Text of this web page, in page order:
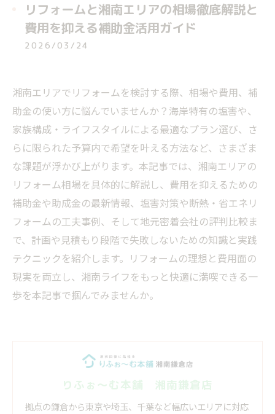
リフォームと湘南エリアの相場徹底解説と
費用を抑える補助金活用ガイド
2026/03/24
湘南エリアでリフォームを検討する際、相場や費用、補
助金の使い方に悩んでいませんか？海岸特有の塩害や、
家族構成・ライフスタイルによる最適なプラン選び、さ
らに限られた予算内で希望を叶える方法など、さまざま
な課題が浮かび上がります。本記事では、湘南エリアの
リフォーム相場を具体的に解説し、費用を抑えるための
補助金や助成金の最新情報、塩害対策や断熱・省エネリ
フォームの工夫事例、そして地元密着会社の評判比較ま
で、計画や見積もり段階で失敗しないための知識と実践
テクニックを紹介します。リフォームの理想と費用面の
現実を両立し、湘南ライフをもっと快適に満喫できる一
歩を本記事で掴んでみませんか。
りふぉ～む本舗 湘南鎌倉店
拠点の鎌倉から東京や埼玉、千葉など幅広いエリアに対応